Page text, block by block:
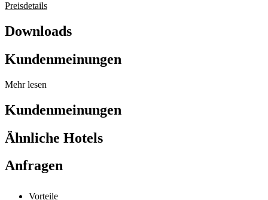
Preisdetails
Downloads
Kundenmeinungen
Mehr lesen
Kundenmeinungen
Ähnliche Hotels
Anfragen
Vorteile